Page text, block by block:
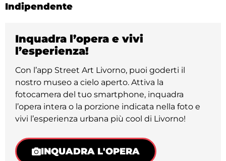
Indipendente
Inquadra l’opera e vivi
l’esperienza!
Con l’app Street Art Livorno, puoi goderti il
nostro museo a cielo aperto. Attiva la
fotocamera del tuo smartphone, inquadra
l’opera intera o la porzione indicata nella foto e
vivi l’esperienza urbana più cool di Livorno!
INQUADRA L'OPERA